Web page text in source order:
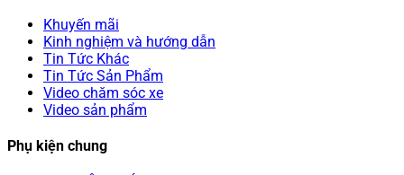
Khuyến mãi
Kinh nghiệm và hướng dẫn
Tin Tức Khác
Tin Tức Sản Phẩm
Video chăm sóc xe
Video sản phẩm
Phụ kiện chung